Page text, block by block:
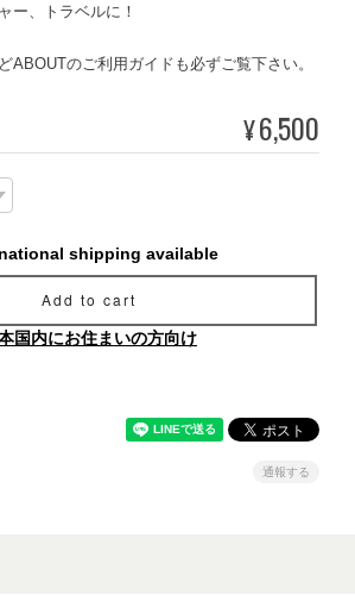
ー、トラベルに！
ABOUTのご利用ガイドも必ずご覧下さい。
¥6,500
shipping available
Add to cart
国内にお住まいの方向け
通報する